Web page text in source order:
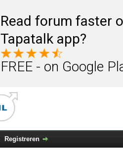
Read forum faster
Tapatalk app?
FREE - on Google
Registreren